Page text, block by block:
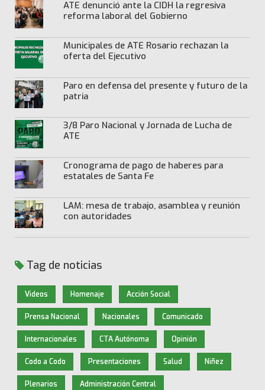
ATE denunció ante la CIDH la regresiva
reforma laboral del Gobierno
Municipales de ATE Rosario rechazan la
oferta del Ejecutivo
Paro en defensa del presente y futuro de la
patria
3/8 Paro Nacional y Jornada de Lucha de
ATE
Cronograma de pago de haberes para
estatales de Santa Fe
LAM: mesa de trabajo, asamblea y reunión
con autoridades
Tag de noticias
Videos Homenaje Acción Social
Prensa Nacional Nacionales Comunicado
Internacionales CTA Autónoma Opinión
Codo a Codo Presentaciones Salud Niñez
Plenarios Administración Central